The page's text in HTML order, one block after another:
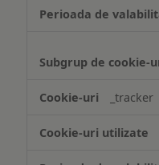
_tracker